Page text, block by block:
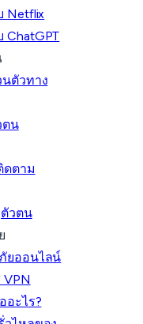
Netflix
ChatGPT
ตัวทาง
ตน
ดตาม
วตน
ยออนไลน์
VPN
อะไร?